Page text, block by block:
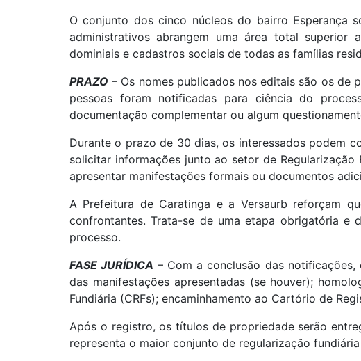
O conjunto dos cinco núcleos do bairro Esperança
administrativos abrangem uma área total
dominiais e cadastros sociais de todas as famílias
PRAZO – Os nomes publicados nos editais são os de
pessoas foram notificadas para ciência do
documentação complementar ou algum
Durante o prazo de 30 dias, os interessados podem
solicitar informações junto ao setor de Regularização
apresentar manifestações formais ou documentos
A Prefeitura de Caratinga e a Versaurb reforçam
confrontantes. Trata-se de uma etapa obrigatória
processo.
FASE JURÍDICA – Com a conclusão das
das manifestações apresentadas (se houver);
Fundiária (CRFs); encaminhamento ao Cartório de
Após o registro, os títulos de propriedade serão
representa o maior conjunto de regularização